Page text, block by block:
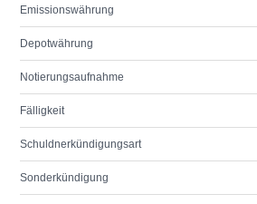
Emissionswährung
Depotwährung
Notierungsaufnahme
Fälligkeit
Schuldnerkündigungsart
Sonderkündigung